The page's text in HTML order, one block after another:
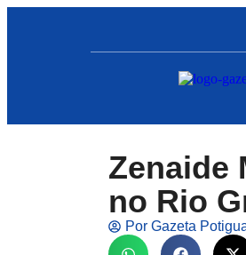
Zenaide
no Rio
Por Gazeta